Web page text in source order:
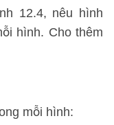
12.4, nêu hình
hình. Cho thêm
mỗi hình: